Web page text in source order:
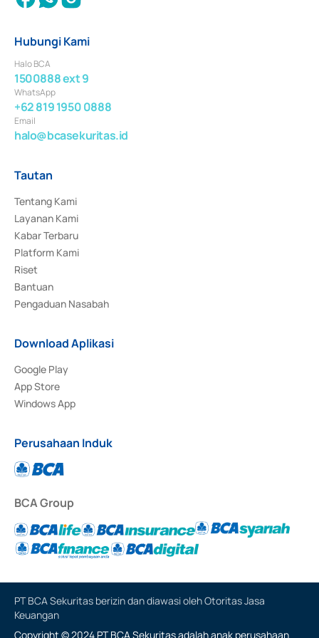
Hubungi Kami
Halo BCA
1500888 ext 9
WhatsApp
+62 819 1950 0888
Email
halo@bcasekuritas.id
Tautan
Tentang Kami
Layanan Kami
Kabar Terbaru
Platform Kami
Riset
Bantuan
Pengaduan Nasabah
Download Aplikasi
Google Play
App Store
Windows App
Perusahaan Induk
BCA Group
PT BCA Sekuritas berizin dan diawasi oleh Otoritas Jasa
Keuangan
Copyright © 2024 PT BCA Sekuritas adalah anak perusahaan